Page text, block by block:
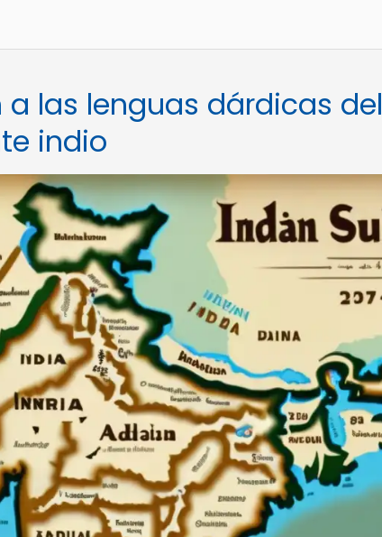
las lenguas dárdicas del
indio